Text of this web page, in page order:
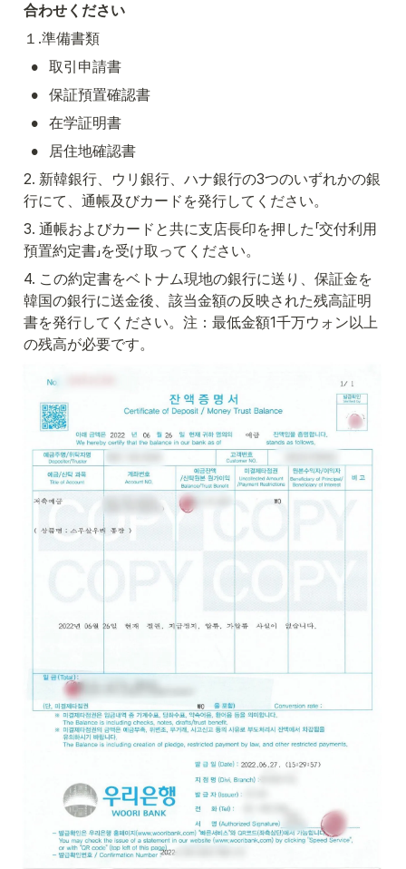
合わせください
１.準備書類
• 取引申請書
• 保証預置確認書
• 在学証明書
•
居住地確認書
2. 新韓銀行、ウリ銀行、ハナ銀行の3つのいずれかの銀
行にて、通帳及びカードを発行してください。
3. 通帳およびカードと共に支店長印を押した「交付利用
預置約定書」を受け取ってください。
4. この約定書をベトナム現地の銀行に送り、保証金を
韓国の銀行に送金後、該当金額の反映された残高証明
書を発行してください。注：最低金額1千万ウォン以上
の残高が必要です。